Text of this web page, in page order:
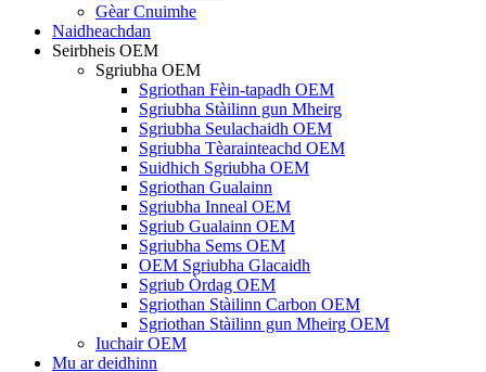
Gèar Cnuimhe
Naidheachdan
Seirbheis OEM
Sgriubha OEM
Sgriothan Fèin-tapadh OEM
Sgriubha Stàilinn gun Mheirg
Sgriubha Seulachaidh OEM
Sgriubha Tèarainteachd OEM
Suidhich Sgriubha OEM
Sgriothan Gualainn
Sgriubha Inneal OEM
Sgriub Gualainn OEM
Sgriubha Sems OEM
OEM Sgriubha Glacaidh
Sgriub Òrdag OEM
Sgriothan Stàilinn Carbon OEM
Sgriothan Stàilinn gun Mheirg OEM
Iuchair OEM
Mu ar deidhinn